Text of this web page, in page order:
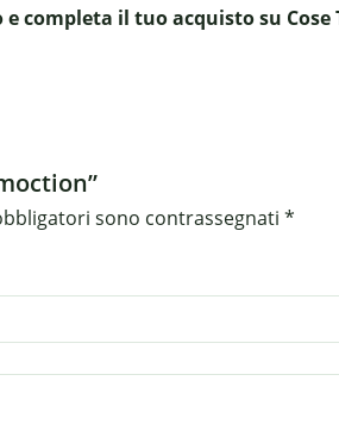
e completa il tuo acquisto su Cose
sono contrassegnati *